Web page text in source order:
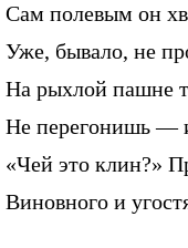
Сам полевым он
Уже, бывало, не
На рыхлой пашне
Не перегонишь —
«Чей это клин?»
Виновного и